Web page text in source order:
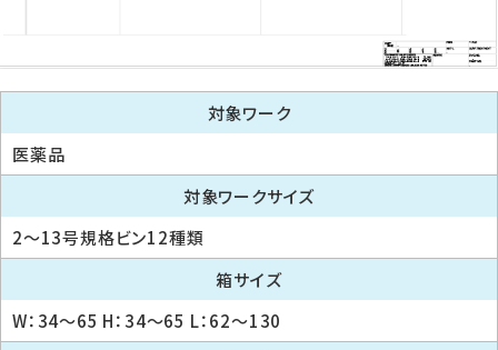
対象ワーク
医薬品
対象ワークサイズ
2～13号規格ビン12種類
箱サイズ
W：34～65 H：34～65 L：62～130